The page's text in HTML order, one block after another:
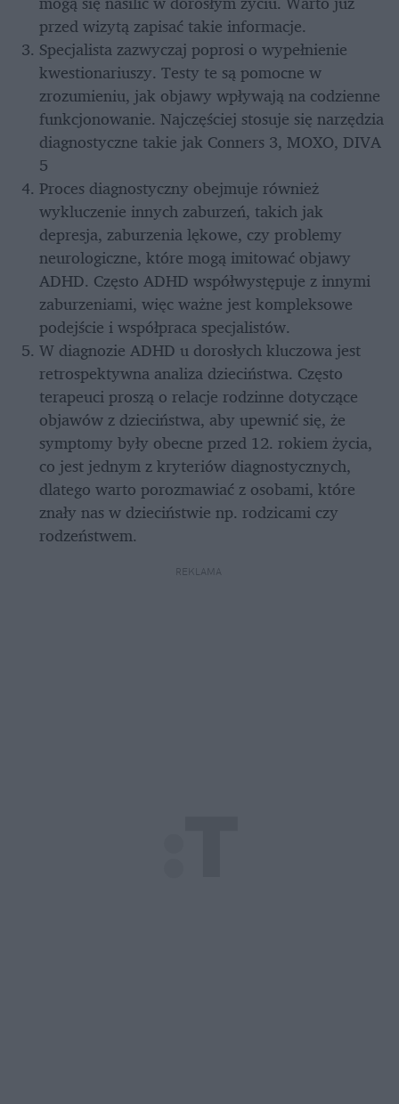
przed wizytą zapisać takie informacje.
Specjalista zazwyczaj poprosi o wypełnienie
kwestionariuszy. Testy te są pomocne w
zrozumieniu, jak objawy wpływają na codzienne
funkcjonowanie. Najczęściej stosuje się narzędzia
diagnostyczne takie jak Conners 3, MOXO, DIVA
5
Proces diagnostyczny obejmuje również
wykluczenie innych zaburzeń, takich jak
depresja, zaburzenia lękowe, czy problemy
neurologiczne, które mogą imitować objawy
ADHD. Często ADHD współwystępuje z innymi
zaburzeniami, więc ważne jest kompleksowe
podejście i współpraca specjalistów.
W diagnozie ADHD u dorosłych kluczowa jest
retrospektywna analiza dzieciństwa. Często
terapeuci proszą o relacje rodzinne dotyczące
objawów z dzieciństwa, aby upewnić się, że
symptomy były obecne przed 12. rokiem życia,
co jest jednym z kryteriów diagnostycznych,
dlatego warto porozmawiać z osobami, które
znały nas w dzieciństwie np. rodzicami czy
rodzeństwem.
REKLAMA